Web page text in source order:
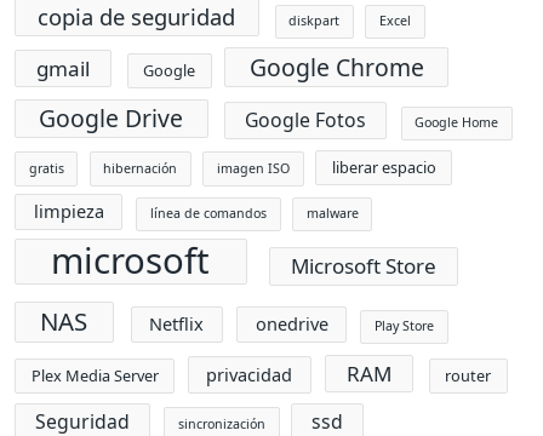
copia de seguridad diskpart Excel
gmail Google
Google Chrome
Google Drive
Google Fotos Google Home
gratis hibernación imagen ISO liberar espacio
limpieza línea de comandos malware
microsoft Microsoft Store
NAS Netflix onedrive Play Store
Plex Media Server privacidad RAM router
Seguridad sincronización ssd